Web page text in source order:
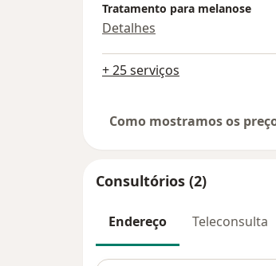
Tratamento para melanose
Detalhes
+ 25 serviços
Como mostramos os
Consultórios (2)
Endereço Teleconsulta